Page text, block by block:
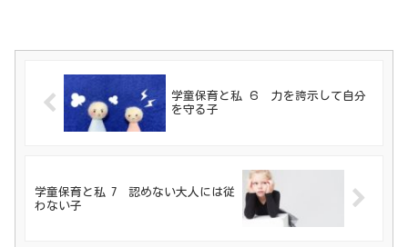
学童保育と私 ６ 力を誇示して自分
を守る子
学童保育と私 7 認めない大人には従
わない子